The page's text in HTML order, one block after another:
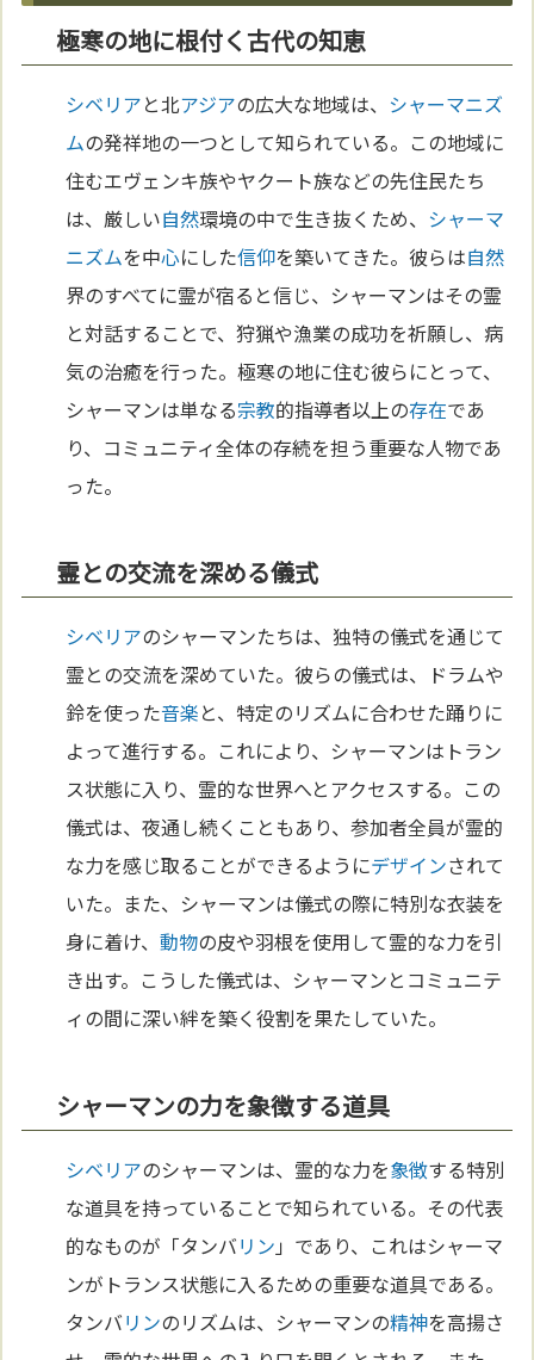
極寒の地に根付く古代の知恵
シベリアと北アジアの広大な地域は、 シャーマニズ
ムの発祥地の一つとして知られている。この地域に
住むエヴェンキ族やヤクート族などの先住民たち
は、厳しい自然環境の中で生き抜くため、 シャーマ
ニズムを中心にした信仰を築いてきた。彼らは自然
界のすべてに霊が宿ると信じ、シャーマンはその霊
と対話することで、狩猟や漁業の成功を祈願し、病
気の治癒を行った。極寒の地に住む彼らにとって、
シャーマンは単なる宗教的指導者以上の存在であ
り、コミュニティ全体の存続を担う重要な人物であ
った。
霊との交流を深める儀式
シベリアのシャーマンたちは、独特の儀式を通じて
霊との交流を深めていた。彼らの儀式は、ドラムや
鈴を使った音楽と、特定のリズムに合わせた踊りに
よって進行する。これにより、シャーマンはトラン
ス状態に入り、霊的な世界へとアクセスする。この
儀式は、夜通し続くこともあり、参加者全員が霊的
な力を感じ取ることができるようにデザインされて
いた。また、シャーマンは儀式の際に特別な衣装を
身に着け、動物の皮や羽根を使用して霊的な力を引
き出す。こうした儀式は、シャーマンとコミュニテ
ィの間に深い絆を築く役割を果たしていた。
シャーマンの力を象徴する道具
シベリアのシャーマンは、霊的な力を象徴する特別
な道具を持っていることで知られている。その代表
的なものが「タンバリン 」であり、これはシャーマ
ンがトランス状態に入るための重要な道具である。
タンバリンのリズムは、シャーマンの精神を高揚さ